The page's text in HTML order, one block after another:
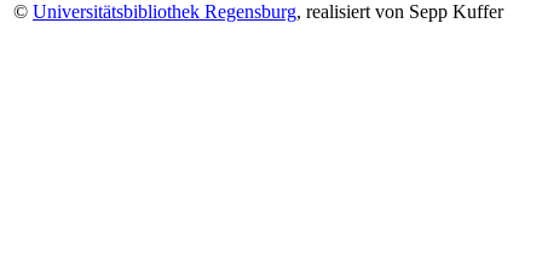
© Universitätsbibliothek Regensburg, realisiert von Sepp Kuffer